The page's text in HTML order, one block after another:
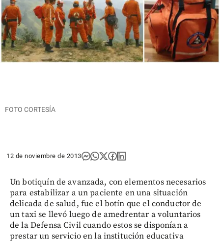
FOTO CORTESÍA
12 de noviembre de 2013
Un botiquín de avanzada, con elementos necesarios
para estabilizar a un paciente en una situación
delicada de salud, fue el botín que el conductor de
un taxi se llevó luego de amedrentar a voluntarios
de la Defensa Civil cuando estos se disponían a
prestar un servicio en la institución educativa